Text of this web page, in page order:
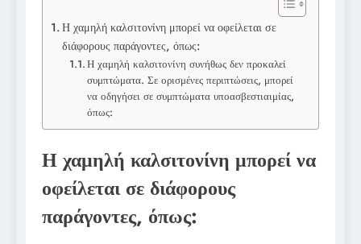
Η χαμηλή καλσιτονίνη μπορεί να οφείλεται σε
διάφορους παράγοντες, όπως:
Η χαμηλή καλσιτονίνη συνήθως δεν προκαλεί
συμπτώματα. Σε ορισμένες περιπτώσεις, μπορεί
να οδηγήσει σε συμπτώματα υποασβεστιαιμίας,
όπως:
Η χαμηλή καλσιτονίνη μπορεί να
οφείλεται σε διάφορους
παράγοντες, όπως: